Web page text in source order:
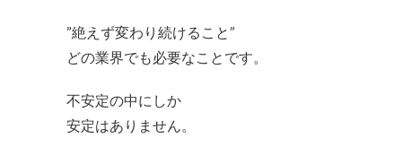
”絶えず変わり続けること”
どの業界でも必要なことです。
不安定の中にしか
安定はありません。